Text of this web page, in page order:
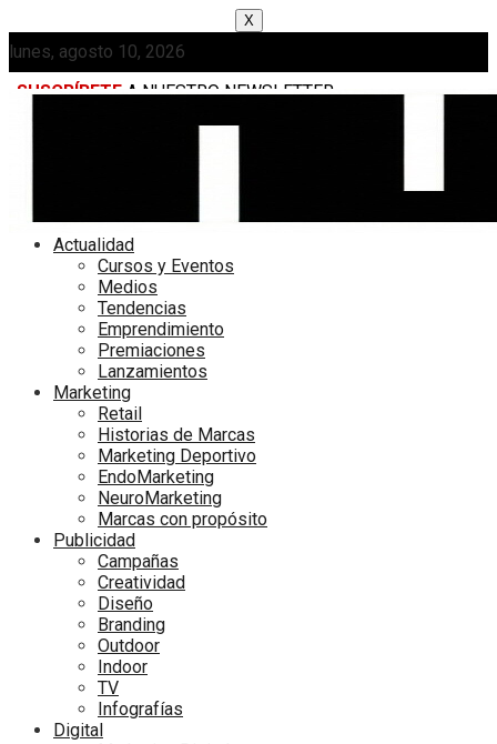
X
lunes, agosto 10, 2026
SUSCRÍBETE A NUESTRO NEWSLETTER
Actualidad
Cursos y Eventos
Medios
Tendencias
Emprendimiento
Premiaciones
Lanzamientos
Marketing
Retail
Historias de Marcas
Marketing Deportivo
EndoMarketing
NeuroMarketing
Marcas con propósito
Publicidad
Campañas
Creatividad
Diseño
Branding
Outdoor
Indoor
TV
Infografías
Digital